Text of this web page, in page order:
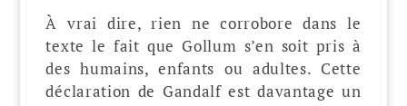
À vrai dire, rien ne corrobore dans le
texte le fait que Gollum s’en soit pris à
des humains, enfants ou adultes. Cette
déclaration de Gandalf est davantage un